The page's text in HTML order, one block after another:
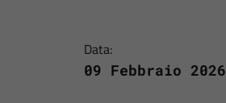
Data:
09 Febbraio 2026